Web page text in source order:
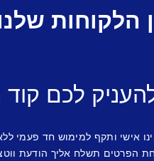
הלקוחות
לכם
אישי ותקף למימוש חד פעמי
הפרטים תשלח אליך הודעת